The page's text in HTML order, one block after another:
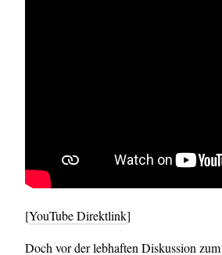
[YouTube Direktlink]
Doch vor der lebhaften Diskussion